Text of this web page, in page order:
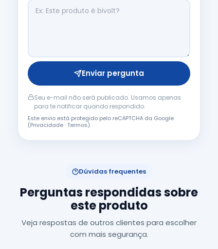
Enviar pergunta
Seu e-mail não será publicado. Usamos apenas
para te notificar quando respondido.
Este envio está protegido pelo reCAPTCHA da Google
(Privacidade·Termos).
Dúvidas frequentes
Perguntas respondidas sobre
este produto
Veja respostas de outros clientes para escolher
com mais segurança.